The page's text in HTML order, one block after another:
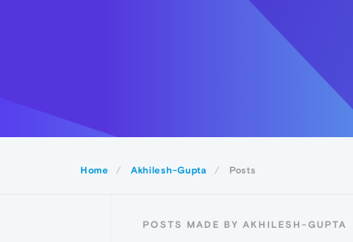
Home Akhilesh-Gupta Posts
POSTS MADE BY AKHILESH-GUPTA